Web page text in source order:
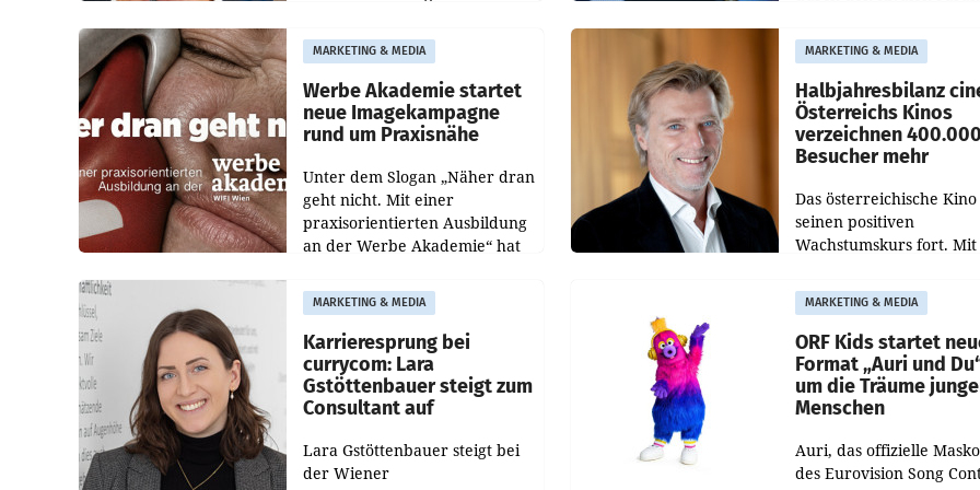
Tageszeitungen und analysiert,
welche Politikerinnen und
Politiker Österreichs die
Schwebe bleiben. Eine
Richterin setzte den
MARKETING & MEDIA
Werbe Akademie startet
neue Imagekampagne
rund um Praxisnähe
Unter dem Slogan „Näher dran
geht nicht. Mit einer
praxisorientierten Ausbildung
an der Werbe Akademie“ hat
WIFI Wien eine neue
Imagekampagne gestartet.
MARKETING & MEDIA
Halbjahresbilanz
Österreichs Kinos
verzeichnen 400.000
Besucher mehr
Das österreichische Kino
seinen positiven
Wachstumskurs fort.
und Besucher höheren
Nettoreichweite im ersten
Halbjahr 2026
MARKETING & MEDIA
Karrieresprung bei
currycom: Lara
Gstöttenbauer steigt zum
Consultant auf
Lara Gstöttenbauer steigt bei
der Wiener
MARKETING & MEDIA
ORF Kids startet
Format „Auri und
um die Träume
Menschen
Auri, das offizielle
des Eurovision Song